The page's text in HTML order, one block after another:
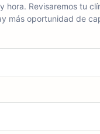
hora. Revisaremos tu
más oportunidad de